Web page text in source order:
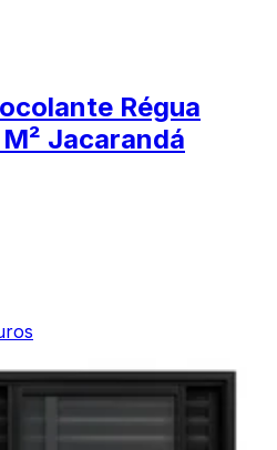
Régua
Jacarandá